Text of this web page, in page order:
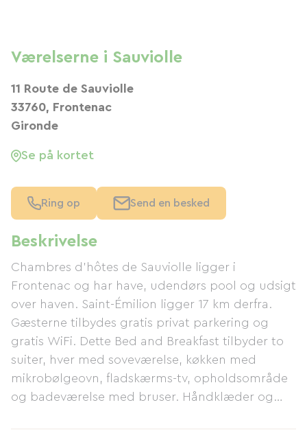
Beskrivelse
Chambres d'hôtes de Sauviolle ligger i
Frontenac og har have, udendørs pool og udsigt
over haven. Saint-Émilion ligger 17 km derfra.
Gæsterne tilbydes gratis privat parkering og
gratis WiFi. Dette Bed and Breakfast tilbyder to
suiter, hver med soveværelse, køkken med
mikrobølgeovn, fladskærms-tv, opholdsområde
og badeværelse med bruser. Håndklæder og
Værelserne i Sauviolle
11 Route de Sauviolle
33760, Frontenac
Gironde
Se på kortet
Ring op Send en besked